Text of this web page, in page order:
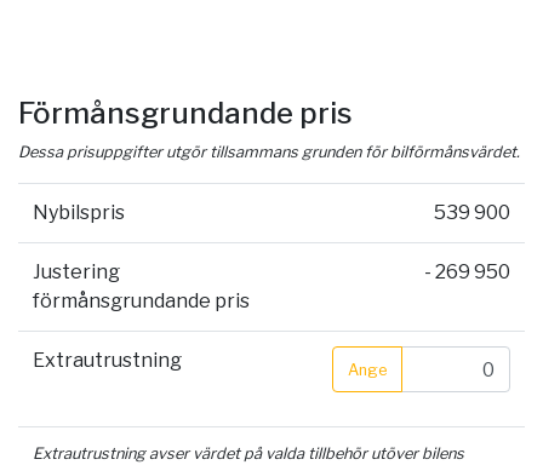
Förmånsgrundande pris
Dessa prisuppgifter utgör tillsammans grunden för bilförmånsvärdet.
Nybilspris 539 900
Justering
förmånsgrundande pris
- 269 950
Extrautrustning Ange
Extrautrustning avser värdet på valda tillbehör utöver bilens